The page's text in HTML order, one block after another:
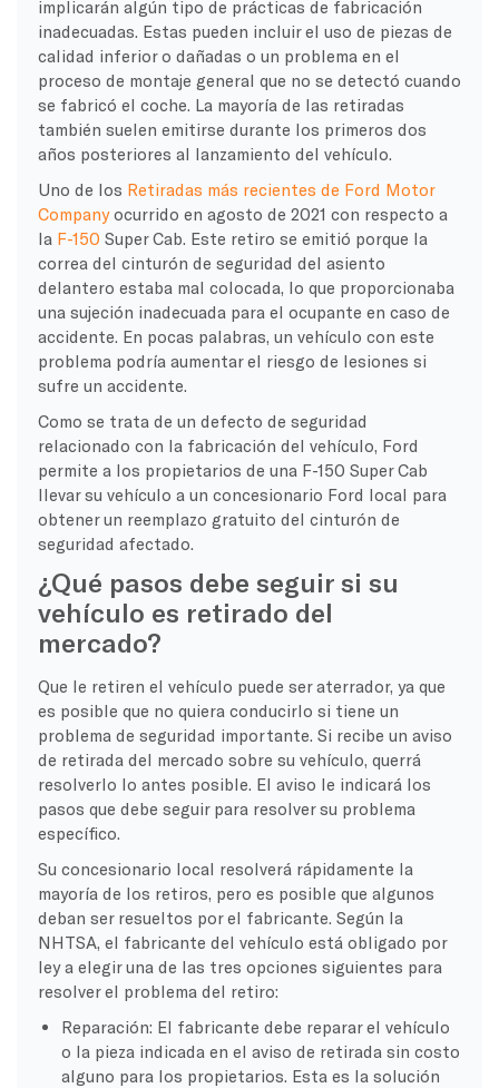
implicarán algún tipo de prácticas de fabricación
inadecuadas. Estas pueden incluir el uso de piezas de
calidad inferior o dañadas o un problema en el
proceso de montaje general que no se detectó cuando
se fabricó el coche. La mayoría de las retiradas
también suelen emitirse durante los primeros dos
años posteriores al lanzamiento del vehículo.
Uno de los Retiradas más recientes de Ford Motor
Companyocurrido en agosto de 2021 con respecto a
la F-150 Super Cab. Este retiro se emitió porque la
correa del cinturón de seguridad del asiento
delantero estaba mal colocada, lo que proporcionaba
una sujeción inadecuada para el ocupante en caso de
accidente. En pocas palabras, un vehículo con este
problema podría aumentar el riesgo de lesiones si
sufre un accidente.
Como se trata de un defecto de seguridad
relacionado con la fabricación del vehículo, Ford
permite a los propietarios de una F-150 Super Cab
llevar su vehículo a un concesionario Ford local para
obtener un reemplazo gratuito del cinturón de
seguridad afectado.
¿Qué pasos debe seguir si su
vehículo es retirado del
mercado?
Que le retiren el vehículo puede ser aterrador, ya que
es posible que no quiera conducirlo si tiene un
problema de seguridad importante. Si recibe un aviso
de retirada del mercado sobre su vehículo, querrá
resolverlo lo antes posible. El aviso le indicará los
pasos que debe seguir para resolver su problema
específico.
Su concesionario local resolverá rápidamente la
mayoría de los retiros, pero es posible que algunos
deban ser resueltos por el fabricante. Según la
NHTSA, el fabricante del vehículo está obligado por
ley a elegir una de las tres opciones siguientes para
resolver el problema del retiro:
Reparación: El fabricante debe reparar el vehículo
o la pieza indicada en el aviso de retirada sin costo
alguno para los propietarios. Esta es la solución